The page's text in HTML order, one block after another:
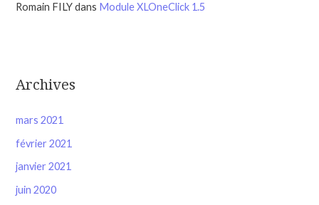
Romain FILYdans Module XLOneClick 1.5
Archives
mars 2021
février 2021
janvier 2021
juin 2020